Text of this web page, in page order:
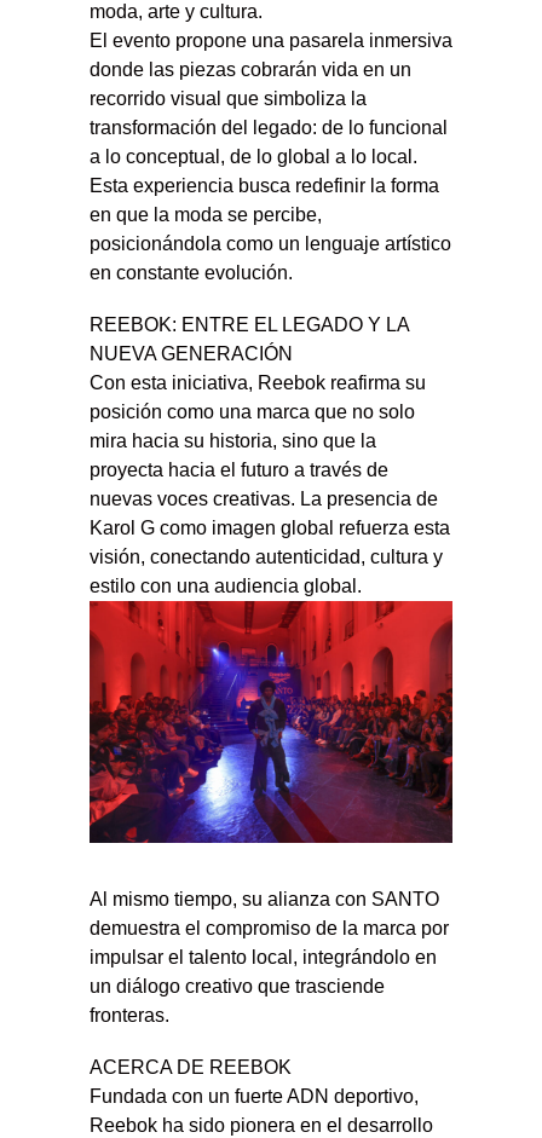
moda, arte y cultura.
El evento propone una pasarela inmersiva
donde las piezas cobrarán vida en un
recorrido visual que simboliza la
transformación del legado: de lo funcional
a lo conceptual, de lo global a lo local.
Esta experiencia busca redefinir la forma
en que la moda se percibe,
posicionándola como un lenguaje artístico
en constante evolución.
REEBOK: ENTRE EL LEGADO Y LA
NUEVA GENERACIÓN
Con esta iniciativa, Reebok reafirma su
posición como una marca que no solo
mira hacia su historia, sino que la
proyecta hacia el futuro a través de
nuevas voces creativas. La presencia de
Karol G como imagen global refuerza esta
visión, conectando autenticidad, cultura y
estilo con una audiencia global.
Al mismo tiempo, su alianza con SANTO
demuestra el compromiso de la marca por
impulsar el talento local, integrándolo en
un diálogo creativo que trasciende
fronteras.
ACERCA DE REEBOK
Fundada con un fuerte ADN deportivo,
Reebok ha sido pionera en el desarrollo